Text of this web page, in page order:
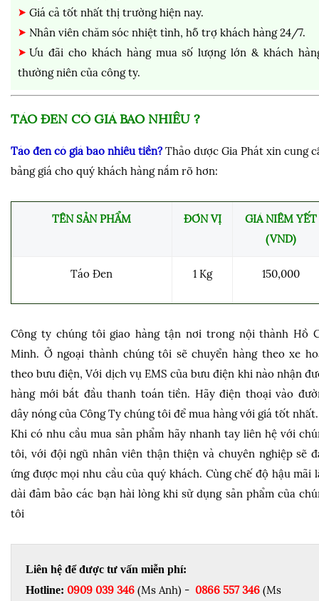
Giá cả tốt nhất thị trường hiện nay.
Nhân viên chăm sóc nhiệt tình, hỗ trợ khách hàng 24/7.
Ưu đãi cho khách hàng mua số lượng lớn & khách
thường niên của công ty.
TÁO ĐEN CÓGIÁ BAO NHIÊU ?
Táo đencó giá bao nhiêu tiền?Thảo dược Gia Phát xin cung
bảng giá cho quý khách hàng nắm rõ hơn:
TÊN SẢN PHẨM ĐƠN VỊ
GIÁ NIÊM YẾT
(VND)
Táo Đen 1 Kg 150,000
Công ty chúng tôi giao hàng tận nơi trong nội thành Hồ
Minh. Ở ngoại thành chúng tôi sẽ chuyển hàng theo xe
theo bưu điện, Với dịch vụ EMS của bưu điện khi nào nhận
hàng mới bắt đầu thanh toán tiền. Hãy điện thoại vào
dây nóng của Công Ty chúng tôi để mua hàng với giá tốt nhất.
Khi có nhu cầu mua sản phẩm hãy nhanh tay liên hệ với
tôi, với đội ngũ nhân viên thận thiện và chuyên nghiệp sẽ
ứng được mọi nhu cầu của quý khách. Cùng chế độ hậu mãi
dài đảm bảo các bạn hài lòng khi sử dụng sản phẩm của
tôi
Liên hệ để được tư vấn miễn phí:
Hotline: 0909 039 346 (Ms Anh) - 0866 557 346 (Ms